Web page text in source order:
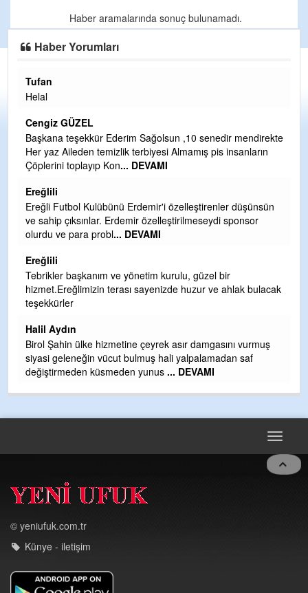
Haber aramalarında sonuç bulunamadı.
Haber Yorumları
Tufan
Helal
Cengiz GÜZEL
Başkana teşekkür Ederim Sağolsun ,10 senedir mendirekte
Her yaz Aileden temizlik terbiyesi Almamış pis insanların
Çöplerini toplayıp Kon... DEVAMI
Ereğlili
Ereğli Futbol Kulübünü Erdemir'i özelleştirenler düşünsün
ve sahip çıksınlar. Erdemir özelleştirilmeseydi sponsor
olurdu ve para probl... DEVAMI
Ereğlili
Tebrikler başkanım ve yönetim kurulu, güzel bir
hizmet.Ereğlimizin terası sayenizde huzur ve ahlak bulacak
teşekkürler
Halil Aydın
Birol Şahin ülke hizmetine çeyrek asır damgasını vurmuş
siyasi geleneğin vücut bulmuş hali yalpalamadan saf
değiştirmeden küsmeden yunus ... DEVAMI
Toggle
© yeniufuk.com.tr
Künye - iletişim